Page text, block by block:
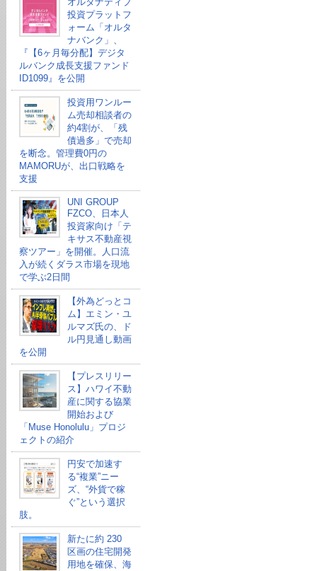
投資プラットフ
ォーム「オルタ
ナバンク」、
『【6ヶ月毎分配】デジタ
ルバンク成長支援ファンド
ID1099』を公開
投資用ワンルー
ム売却相談者の
約4割が、「残
債過多」で売却
を断念。管理費0円の
MAMORUが、出口戦略を
支援
UNI GROUP
FZCO、日本人
投資家向け「テ
キサス不動産視
察ツアー」を開催。人口流
入が続くダラス市場を現地
で学ぶ2日間
【外為どっとコ
ム】エミン・ユ
ルマズ氏の、ド
ル円見通し動画
を公開
【プレスリリー
ス】ハワイ不動
産に関する協業
開始および
「Muse Honolulu」プロジ
ェクトの紹介
円安で加速す
る“複業”ニー
ズ、“外貨で稼
ぐ”という選択
肢。
新たに約 230
区画の住宅開発
用地を確保、海